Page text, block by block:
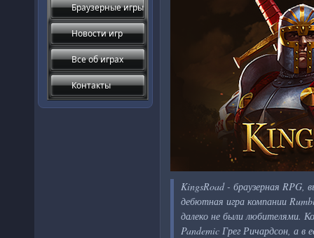
KingsRoad - браузерная RPG,
дебютная игра компании
далеко не были любителями.
Pandemic Грег Ричардсон, а в
Браузерные игры
Новости игр
Все об играх
Контакты